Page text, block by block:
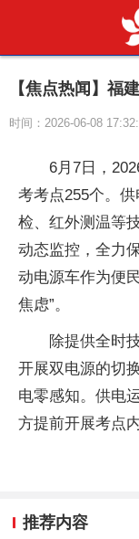
【焦点热闻】福
时间：2026-06-08
6月7日，
考考点255个。
检、红外测温等
动态监控，全力
动电源车作为便
焦虑”。
除提供全时
开展双电源的切
电零感知。供电
方提前开展考点
推荐内容